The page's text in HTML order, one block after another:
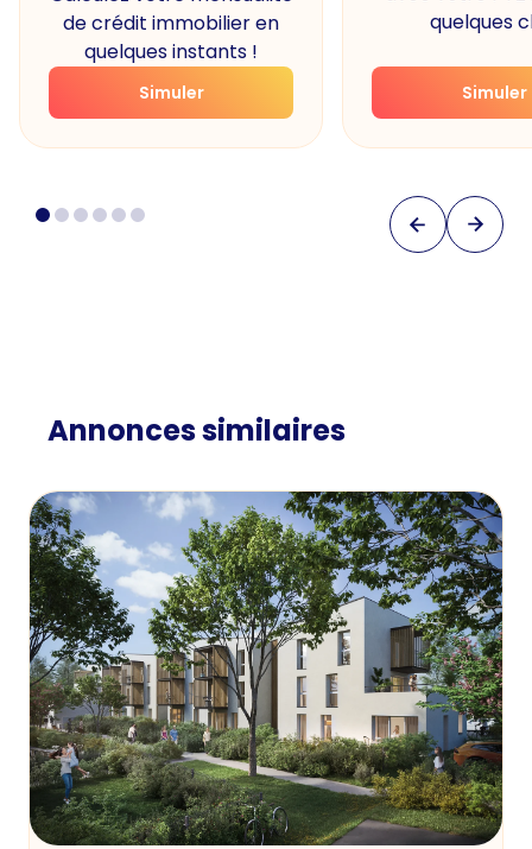
de crédit immobilier en
quelques instants !
Simuler
quelques
Simuler
Annonces similaires